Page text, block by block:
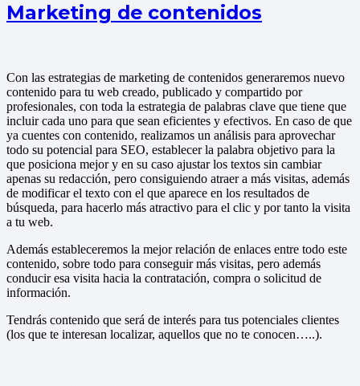
Marketing de contenidos
Con las estrategias de marketing de contenidos generaremos nuevo
contenido para tu web creado, publicado y compartido por
profesionales, con toda la estrategia de palabras clave que tiene que
incluir cada uno para que sean eficientes y efectivos. En caso de que
ya cuentes con contenido, realizamos un análisis para aprovechar
todo su potencial para SEO, establecer la palabra objetivo para la
que posiciona mejor y en su caso ajustar los textos sin cambiar
apenas su redacción, pero consiguiendo atraer a más visitas, además
de modificar el texto con el que aparece en los resultados de
búsqueda, para hacerlo más atractivo para el clic y por tanto la visita
a tu web.
Además estableceremos la mejor relación de enlaces entre todo este
contenido, sobre todo para conseguir más visitas, pero además
conducir esa visita hacia la contratación, compra o solicitud de
información.
Tendrás contenido que será de interés para tus potenciales clientes
(los que te interesan localizar, aquellos que no te conocen…..).